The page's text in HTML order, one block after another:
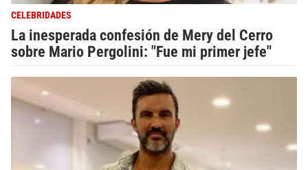
CELEBRIDADES
La inesperada confesión de Mery del Cerro
sobre Mario Pergolini: "Fue mi primer jefe"